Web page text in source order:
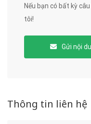
Nếu bạn có bất kỳ
tôi!
Gửi nội
Thông tin liên hệ